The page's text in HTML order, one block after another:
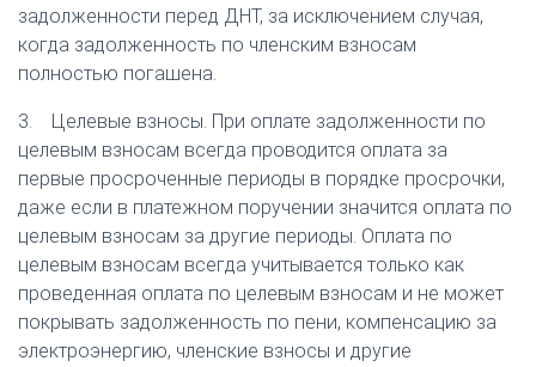
задолженности перед ДНТ, за исключением случая,
когда задолженность по членским взносам
полностью погашена.
3. Целевые взносы. При оплате задолженности по
целевым взносам всегда проводится оплата за
первые просроченные периоды в порядке просрочки,
даже если в платежном поручении значится оплата по
целевым взносам за другие периоды. Оплата по
целевым взносам всегда учитывается только как
проведенная оплата по целевым взносам и не может
покрывать задолженность по пени, компенсацию за
электроэнергию, членские взносы и другие